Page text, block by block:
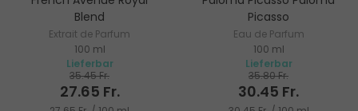
Blend
Extrait de Parfum
100 ml
Lieferbar
35.45 Fr.
27.65 Fr.
Picasso
Eau de Parfum
100 ml
Lieferbar
35.80 Fr.
30.45 Fr.